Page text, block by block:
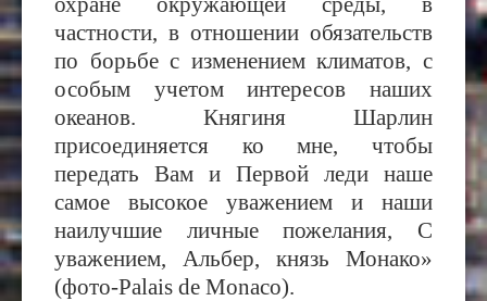
частности, в отношении обязательств
по борьбе с изменением климатов, с
особым учетом интересов наших
океанов. Княгиня Шарлин
присоединяется ко мне, чтобы
передать Вам и Первой леди наше
самое высокое уважением и наши
наилучшие личные пожелания, С
уважением, Альбер, князь Монако»
(фото-Palais de Monaco).